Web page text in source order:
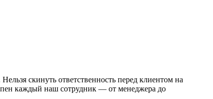
скинуть ответственность перед клиентом на
каждый наш сотрудник — от менеджера до